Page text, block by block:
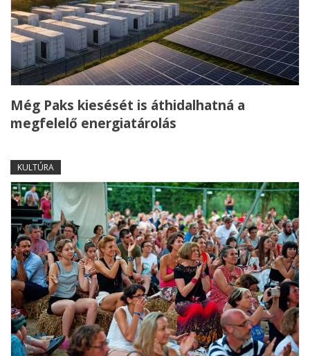
Még Paks kiesését is áthidalhatná a
megfelelő energiatárolás
KULTÚRA